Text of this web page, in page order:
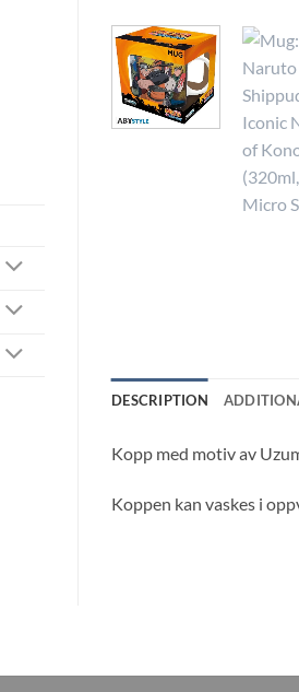
DESCRIPTION
Kopp med motiv av
Koppen kan vaskes i